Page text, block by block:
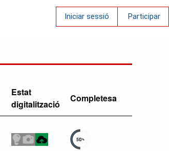
Iniciar sessió Participar
Estat
digitalització
Completesa